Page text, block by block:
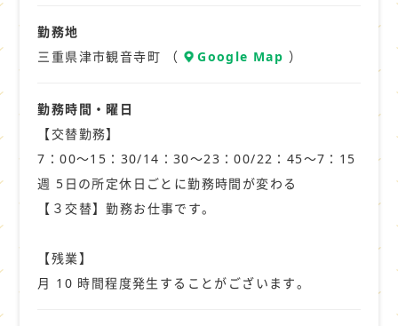
土日祝休み・ゴールデンウィーク、
夏季、冬季など長期休暇のあるお仕事から
残業なし・日払い・夜間・夜勤・未経験ＯＫ
学歴不問・扶養内・正社員登用・
新着・急募のお仕事
主婦（主夫）が活躍できるお仕事
ハローワークに掲載中のお仕事など
ナガハでは、20代から中高年まで
勤務地
三重県津市観音寺町 （
Google Map ）
勤務時間・曜日
【交替勤務】
7：00～15：30/14：30～23：00/22：45～7：15
週 5日の所定休日ごとに勤務時間が変わる
【３交替】勤務お仕事です。
【残業】
月 10 時間程度発生することがございます。